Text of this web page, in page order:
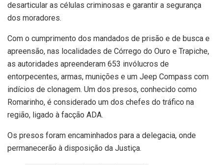
desarticular as células criminosas e garantir a segurança
dos moradores.
Com o cumprimento dos mandados de prisão e de busca e
apreensão, nas localidades de Córrego do Ouro e Trapiche,
as autoridades apreenderam 653 invólucros de
entorpecentes, armas, munições e um Jeep Compass com
indícios de clonagem. Um dos presos, conhecido como
Romarinho, é considerado um dos chefes do tráfico na
região, ligado à facção ADA.
Os presos foram encaminhados para a delegacia, onde
permanecerão à disposição da Justiça.